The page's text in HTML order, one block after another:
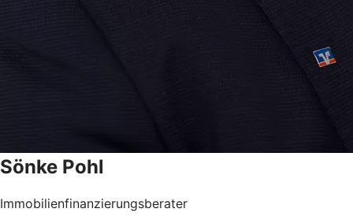
Sönke Pohl
Immobilienfinanzierungsberater